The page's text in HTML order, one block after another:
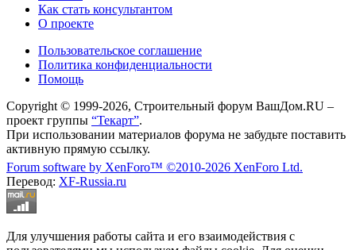
Как стать консультантом
О проекте
Пользовательское соглашение
Политика конфиденциальности
Помощь
Copyright © 1999-2026, Строительный форум ВашДом.RU –
проект группы “Текарт”.
При использовании материалов форума не забудьте поставить
активную прямую ссылку.
Forum software by XenForo™ ©2010-2026 XenForo Ltd.
Перевод: XF-Russia.ru
Для улучшения работы сайта и его взаимодействия с